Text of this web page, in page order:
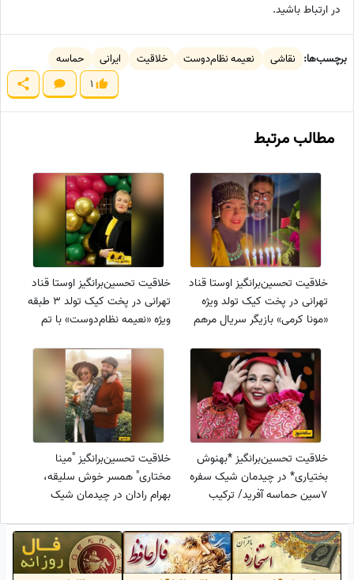
در ارتباط باشید.
برچسب‌ها: نقاشی نعیمه نظام‌دوست خلاقیت ایرانی
حماسه
1
مطالب مرتبط
خلاقیت تحسین‌برانگیز اوستا قناد
تهرانی در پخت کیک تولد ویژه
«مونا کرمی» بازیگر سریال مرهم
منحصربه‌فرد از هنر و آشپزی
خلاقیت تحسین‌برانگیز اوستا قناد
تهرانی در پخت کیک تولد 3 طبقه
ویژه «نعیمه نظام‌دوست» با تم
خلاقانه و منحصربه‌فرد از هنر و
آشپزی
خلاقیت تحسین‌برانگیز *بهنوش
بختیاری* در چیدمان شیک سفره
7‌سین حماسه آفرید/ ترکیب
رنگ‌های اصیل ایرانی
خلاقیت تحسین‌برانگیز "مینا
مختاری" همسر خوش سلیقه،
بهرام رادان در چیدمان شیک
خلاقانه و منحصربه‌فرد از هنر و
رنگ‌های اصیل ایرانی